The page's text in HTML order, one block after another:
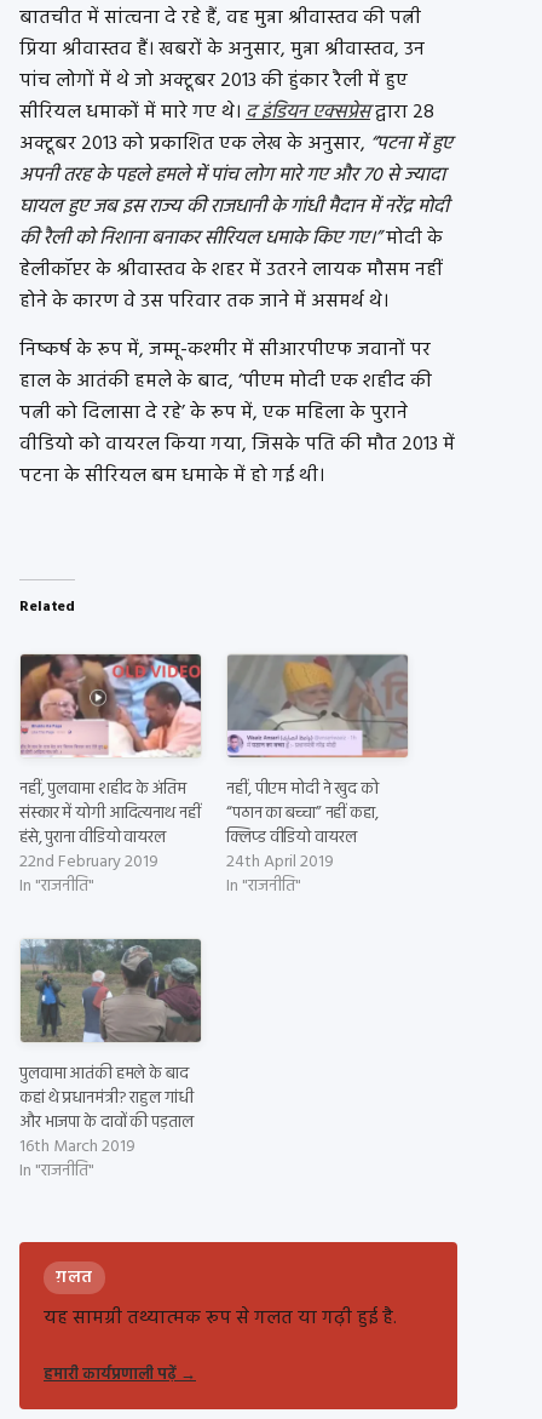
बातचीत में सांत्वना दे रहे हैं, वह मुन्ना श्रीवास्तव की पत्नी
प्रिया श्रीवास्तव हैं। खबरों के अनुसार, मुन्ना श्रीवास्तव, उन
पांच लोगों में थे जो अक्टूबर 2013 की हुंकार रैली में हुए
सीरियल धमाकों में मारे गए थे।द इंडियन एक्सप्रेसद्वारा 28
अक्टूबर 2013 को प्रकाशित एक लेख के अनुसार, “पटना में हुए
अपनी तरह के पहले हमले में पांच लोग मारे गए और 70 से ज्यादा
घायल हुए जब इस राज्य की राजधानी के गांधी मैदान में नरेंद्र मोदी
की रैली को निशाना बनाकर सीरियल धमाके किए गए।”मोदी के
हेलीकॉप्टर के श्रीवास्तव के शहर में उतरने लायक मौसम नहीं
होने के कारण वे उस परिवार तक जाने में असमर्थ थे।
निष्कर्ष के रूप में, जम्मू-कश्मीर में सीआरपीएफ जवानों पर
हाल के आतंकी हमले के बाद, ‘पीएम मोदी एक शहीद की
पत्नी को दिलासा दे रहे’ के रूप में, एक महिला के पुराने
वीडियो को वायरल किया गया, जिसके पति की मौत 2013 में
पटना के सीरियल बम धमाके में हो गई थी।
Related
नहीं, पुलवामा शहीद के अंतिम
संस्कार में योगी आदित्यनाथ नहीं
हंसे, पुराना वीडियो वायरल
22nd February 2019
In "राजनीति"
नहीं, पीएम मोदी ने खुद को
“पठान का बच्चा” नहीं कहा,
क्लिप्ड वीडियो वायरल
24th April 2019
In "राजनीति"
पुलवामा आतंकी हमले के बाद
कहां थे प्रधानमंत्री? राहुल गांधी
और भाजपा के दावों की पड़ताल
16th March 2019
In "राजनीति"
ग़लत
यह सामग्री तथ्यात्मक रूप से गलत या गढ़ी हुई है.
हमारी कार्यप्रणाली पढ़ें→